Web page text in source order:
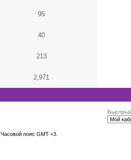
95
40
213
2,971
. Часовой пояс GMT +3.